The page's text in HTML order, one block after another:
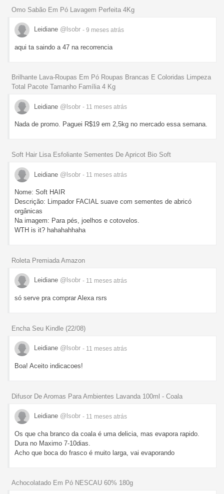
Omo Sabão Em Pó Lavagem Perfeita 4Kg
Leidiane @lsobr - 9 meses atrás
aqui ta saindo a 47 na recorrencia
Brilhante Lava-Roupas Em Pó Roupas Brancas E Coloridas Limpeza
Total Pacote Tamanho Família 4 Kg
Leidiane @lsobr - 11 meses atrás
Nada de promo. Paguei R$19 em 2,5kg no mercado essa semana.
Soft Hair Lisa Esfoliante Sementes De Apricot Bio Soft
Leidiane @lsobr - 11 meses atrás
Nome: Soft HAIR
Descrição: Limpador FACIAL suave com sementes de abricó
orgânicas
Na imagem: Para pés, joelhos e cotovelos.
WTH is it? hahahahhaha
Roleta Premiada Amazon
Leidiane @lsobr - 11 meses atrás
só serve pra comprar Alexa rsrs
Encha Seu Kindle (22/08)
Leidiane @lsobr - 11 meses atrás
Boa! Aceito indicacoes!
Difusor De Aromas Para Ambientes Lavanda 100ml - Coala
Leidiane @lsobr - 11 meses atrás
Os que cha branco da coala é uma delicia, mas evapora rapido.
Dura no Maximo 7-10dias.
Acho que boca do frasco é muito larga, vai evaporando
Achocolatado Em Pó NESCAU 60% 180g